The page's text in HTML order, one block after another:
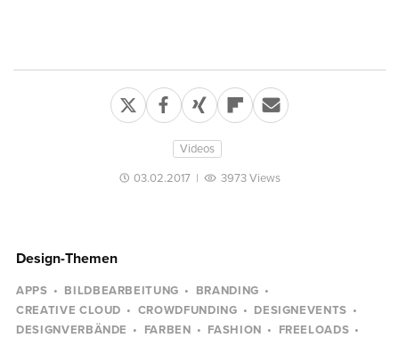
Videos
03.02.2017 | 3973 Views
Design-Themen
APPS BILDBEARBEITUNG
BRANDING
CREATIVE CLOUD
CROWDFUNDING
DESIGNEVENTS
DESIGNVERBÄNDE
FARBEN FASHION
FREELOADS